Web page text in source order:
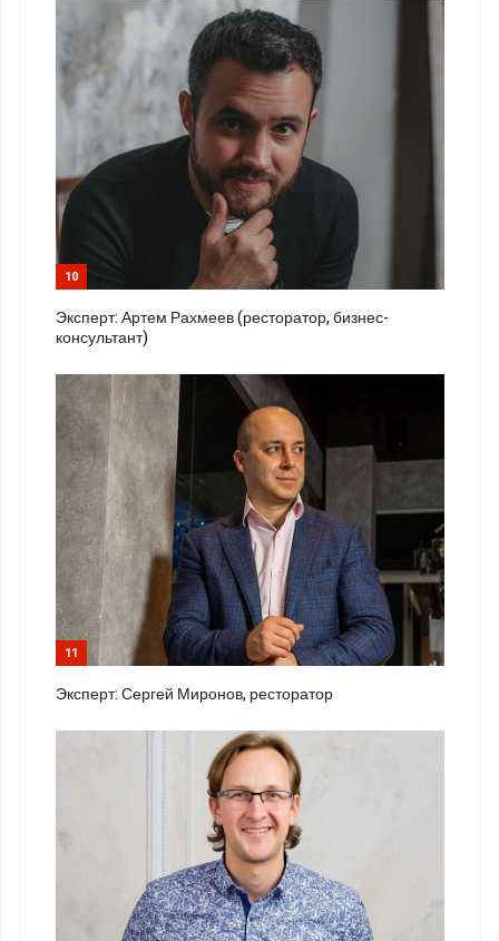
10
Эксперт: Артем Рахмеев (ресторатор, бизнес-
консультант)
11
Эксперт: Сергей Миронов, ресторатор